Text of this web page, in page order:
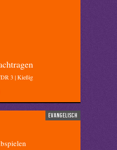
3 | Kießig
evangelisch